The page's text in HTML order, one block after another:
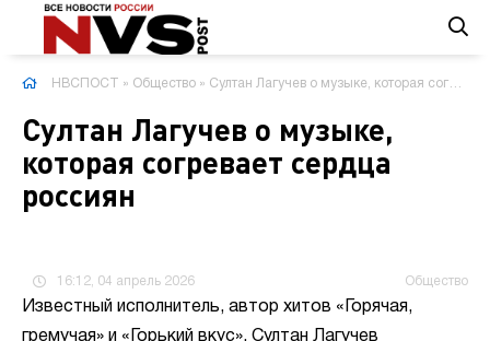
НВСПОСТ » Общество » Султан Лагучев о музыке, которая согревает сердца россиян
Султан Лагучев о музыке,
которая согревает сердца
россиян
16:12, 04 апрель 2026 Общество
Известный исполнитель, автор хитов «Горячая,
гремучая» и «Горький вкус», Султан Лагучев